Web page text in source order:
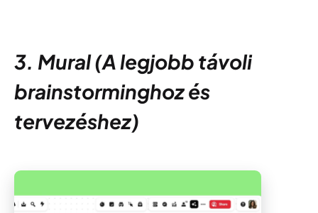
3. Mural (A legjobb távoli
brainstorminghoz és
tervezéshez)